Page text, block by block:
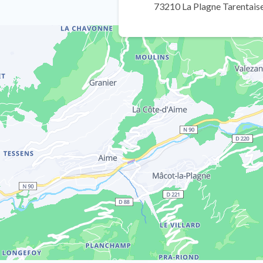
73210 La Plagne